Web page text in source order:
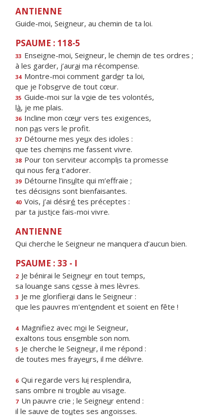
ANTIENNE
Guide-moi, Seigneur, au chemin de ta loi.
PSAUME : 118-5
33 Enseigne-moi, Seigneur, le chemin de tes ordres ;
à les garder, j’aurai ma récompense.
34 Montre-moi comment garder ta loi,
que je l’observe de tout cœur.
35 Guide-moi sur la voie de tes volontés,
là, je me plais.
36 Incline mon cœur vers tes exigences,
non pas vers le profit.
37 Détourne mes yeux des idoles :
que tes chemins me fassent vivre.
38 Pour ton serviteur accomplis ta promesse
qui nous fera t’adorer.
39 Détourne l’insulte qui m’effraie ;
tes décisions sont bienfaisantes.
40 Vois, j’ai désiré tes préceptes :
par ta justice fais-moi vivre.
ANTIENNE
Qui cherche le Seigneur ne manquera d’aucun bien.
PSAUME : 33 - I
2 Je bénirai le Seigneur en tout temps,
sa louange sans cesse à mes lèvres.
3 Je me glorifierai dans le Seigneur :
que les pauvres m'entendent et soient en fête !
4 Magnifiez avec moi le Seigneur,
exaltons tous ensemble son nom.
5 Je cherche le Seigneur, il me répond :
de toutes mes frayeurs, il me délivre.
6 Qui regarde vers lui resplendira,
sans ombre ni trouble au visage.
7 Un pauvre crie ; le Seigneur entend :
il le sauve de toutes ses angoisses.